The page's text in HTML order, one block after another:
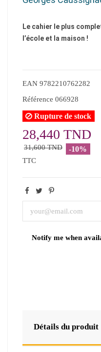
Le cahier le plus
l’école et la maison !
EAN 9782210762282
Référence 066928
Rupture de stock
28,440 TND
31,600 TND -10%
TTC
Détails du produit